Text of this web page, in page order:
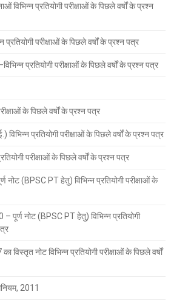
विभिन्न प्रतियोगी परीक्षाओं के पिछले वर्षों के प्रश्न
प्रतियोगी परीक्षाओं के पिछले वर्षों के प्रश्न पत्र
प्रतियोगी परीक्षाओं के पिछले वर्षों के प्रश्न पत्र
के पिछले वर्षों के प्रश्न पत्र
प्रतियोगी परीक्षाओं के पिछले वर्षों के प्रश्न पत्र
परीक्षाओं के पिछले वर्षों के प्रश्न पत्र
(BPSC PT हेतु) विभिन्न प्रतियोगी परीक्षाओं के
– पूर्ण नोट (BPSC PT हेतु) विभिन्न प्रतियोगी
नोट विभिन्न प्रतियोगी परीक्षाओं के पिछले वर्षों
2011